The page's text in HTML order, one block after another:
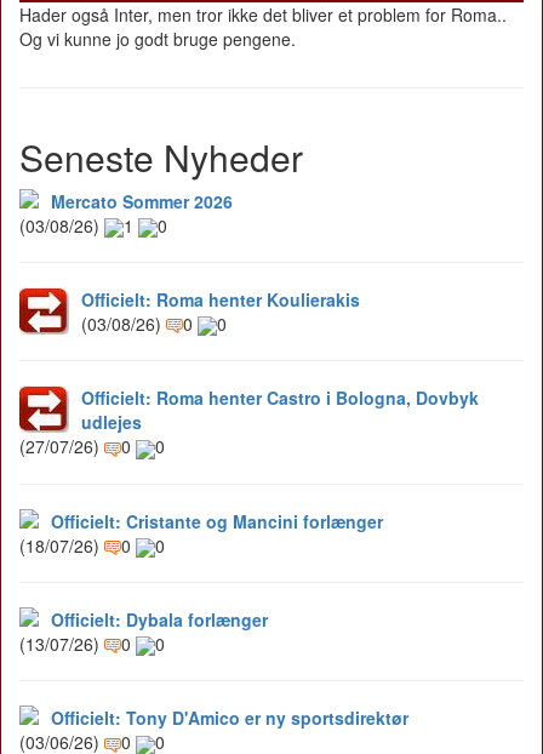
Hader også Inter, men tror ikke det bliver et problem for Roma..
Og vi kunne jo godt bruge pengene.
Seneste Nyheder
Mercato Sommer 2026
(03/08/26)
1 0
Officielt: Roma henter Koulierakis
(03/08/26)
0 0
Officielt: Roma henter Castro i Bologna, Dovbyk
udlejes
(27/07/26)
0 0
Officielt: Cristante og Mancini forlænger
(18/07/26)
0 0
Officielt: Dybala forlænger
(13/07/26)
0 0
Officielt: Tony D'Amico er ny sportsdirektør
(03/06/26)
0 0